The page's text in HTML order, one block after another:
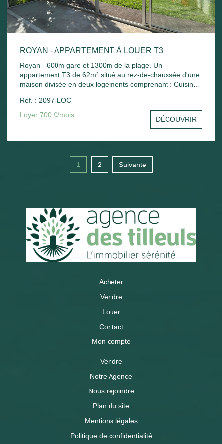
ROYAN - APPARTEMENT À LOUER T3
Royan - 600m gare et 1300m de la plage. Un
appartement T3 de 62m² situé au rez-de-chaussée d'une
maison divisée en deux logements comprenant : Cuisine
et wc. Chauffage électrique. Jardin commun.
Ref. : 2097-LOC
Loyer 700 €/mois
DÉCOUVRIR
1 2 Suivante
Acheter
Vendre
Louer
Contact
Mon compte
Vendre
Notre Agence
Nous rejoindre
Plan du site
Mentions légales
Politique de confidentialité